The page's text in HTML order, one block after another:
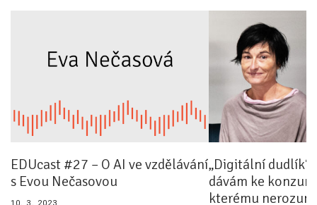
Konference Lepší škola
Klub zřizovatelů
O nás
O nás
EDUcast #27 – O AI ve vzdělávání
s Evou Nečasovou
„Digitální
dávám ke
kterému